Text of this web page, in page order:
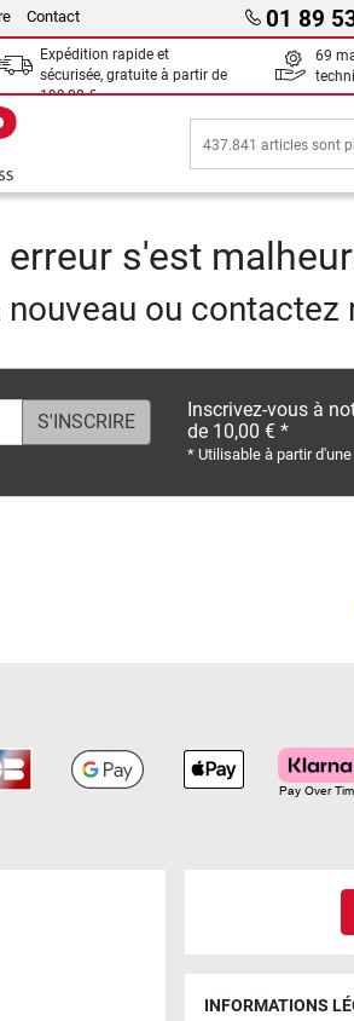
Contact 01 89
Expédition rapide et
sécurisée, gratuite à partir de
199,00 €
69
erreur s'est
ou contactez
Inscrivez-vous à
de 10,00 € *
* Utilisable à partir
INFORMATIONS